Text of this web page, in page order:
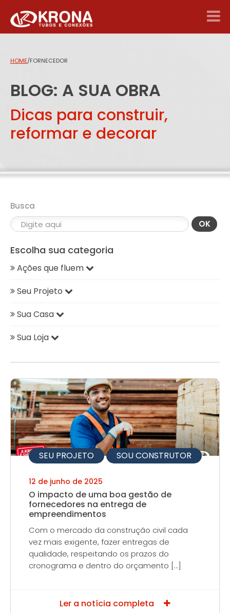
HOME/FORNECEDOR
BLOG: A SUA OBRA
Dicas para construir,
reformar e decorar
Busca
OK
SEU PROJETO SOU CONSTRUTOR
12 de junho de 2025
O impacto de uma boa gestão de
fornecedores na entrega de
empreendimentos
Com o mercado da construção civil cada
vez mais exigente, fazer entregas de
qualidade, respeitando os prazos do
cronograma e dentro do orçamento […]
Ler a notícia completa
Escolha sua categoria
Ações que fluem
Seu Projeto
Sua Casa
Sua Loja